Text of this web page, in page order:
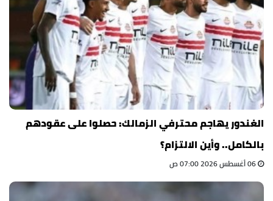
الغندور يهاجم محترفي الزمالك: حصلوا على عقودهم
بالكامل.. وأين الالتزام؟